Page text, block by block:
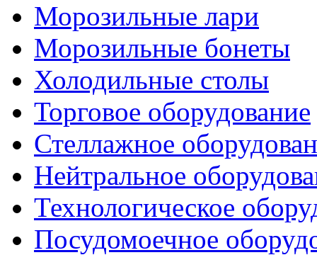
Морозильные лари
Морозильные бонеты
Холодильные столы
Торговое оборудование
Стеллажное
Нейтральное
Технологическое
Посудомоечное